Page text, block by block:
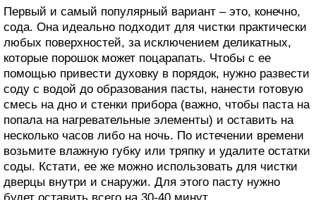
Первый и самый популярный вариант – это, конечно,
сода. Она идеально подходит для чистки практически
любых поверхностей, за исключением деликатных,
которые порошок может поцарапать. Чтобы с ее
помощью привести духовку в порядок, нужно развести
соду с водой до образования пасты, нанести готовую
смесь на дно и стенки прибора (важно, чтобы паста на
попала на нагревательные элементы) и оставить на
несколько часов либо на ночь. По истечении времени
возьмите влажную губку или тряпку и удалите остатки
соды. Кстати, ее же можно использовать для чистки
дверцы внутри и снаружи. Для этого пасту нужно